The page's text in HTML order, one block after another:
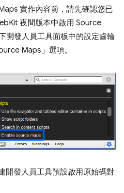
實作內容前，請先確認您已
夜間版本中啟用 Source
開發人員工具面板中的設定齒輪
Maps」選項。
開發人員工具預設啟用原始碼對